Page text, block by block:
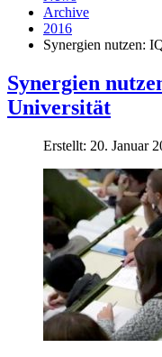
Archive
2016
Synergien nutzen:
Synergien
Universität
Erstellt: 20. Januar